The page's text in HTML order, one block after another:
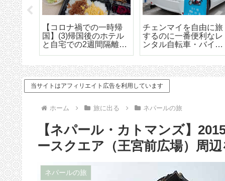
でオ
人気
菜創
ラン
チェンマイ長期滞在の
ための住まい探しはこ
うやろう エリア選び
TM-30とは何か、初回
け出の方法などの詳細
な解説
当サイトはアフィリエイト広告を利用しています
ホーム 旅に出る ネパールの旅
【ネパール・カトマンズ】
ースクエア（王宮前広場）周
ネパールの旅